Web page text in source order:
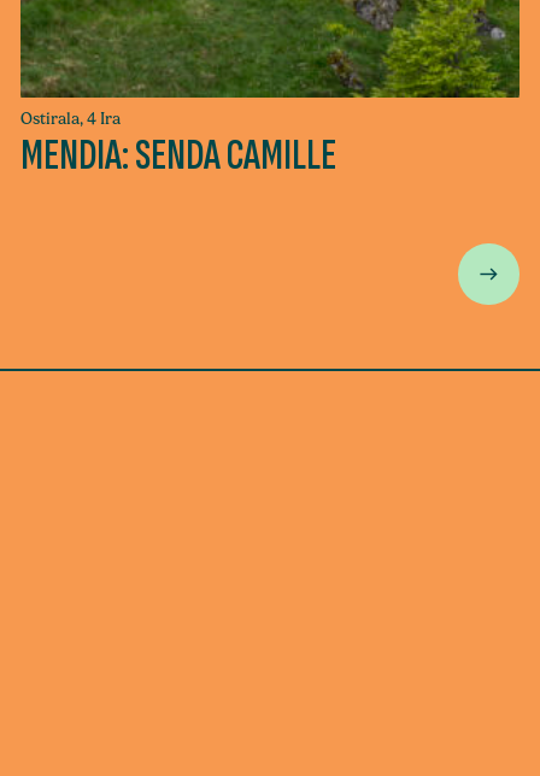
Ostirala, 4 Ira
MENDIA: SENDA CAMILLE